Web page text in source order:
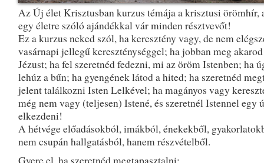
Az Új élet Krisztusban kurzus témája a krisztusi örömhír,
egy életre szóló ajándékkal vár minden résztvevőt!
Ez a kurzus neked szól, ha keresztény vagy, de nem
vasárnapi jellegű kereszténységgel; ha jobban meg
Jézust; ha fel szeretnéd fedezni, mi az öröm Istenben; ha
lehúz a bűn; ha gyengének látod a hited; ha szeretnéd
jelent találkozni Isten Lelkével; ha magányos vagy
még nem vagy (teljesen) Istené, és szeretnél Istennel egy
elkezdeni!
A hétvége előadásokból, imákból, énekekből,
nem csupán hallgatásból, hanem részvételből.